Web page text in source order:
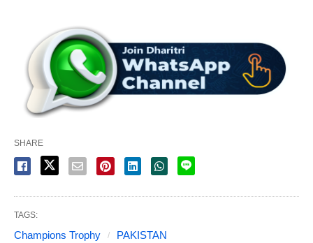
SHARE
TAGS:
Champions Trophy PAKISTAN